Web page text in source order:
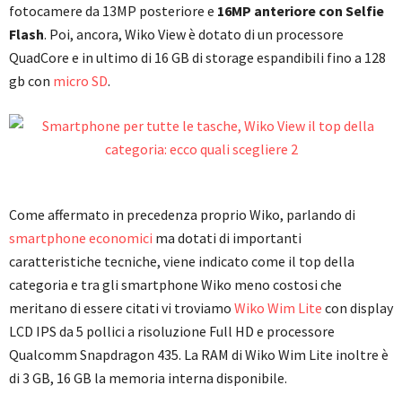
fotocamere da 13MP posteriore e 16MP anteriore con Selfie
Flash. Poi, ancora, Wiko View è dotato di un processore
QuadCore e in ultimo di 16 GB di storage espandibili fino a 128
gb con micro SD.
Come affermato in precedenza proprio Wiko, parlando di
smartphone economici ma dotati di importanti
caratteristiche tecniche, viene indicato come il top della
categoria e tra gli smartphone Wiko meno costosi che
meritano di essere citati vi troviamo Wiko Wim Lite con display
LCD IPS da 5 pollici a risoluzione Full HD e processore
Qualcomm Snapdragon 435. La RAM di Wiko Wim Lite inoltre è
di 3 GB, 16 GB la memoria interna disponibile.